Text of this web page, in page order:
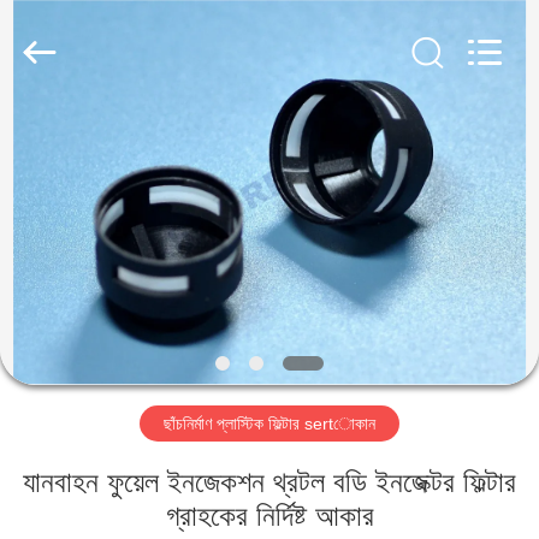
পণ্য
ভিডিও
আমাদের
সম্বন্ধে
কারখানা
2026
Limited.
ছাঁচনির্মাণ প্লাস্টিক ফিল্টার sertোকান
যানবাহন ফুয়েল ইনজেকশন থ্রটল বডি ইনজেক্টর ফিল্টার
গ্রাহকের নির্দিষ্ট আকার